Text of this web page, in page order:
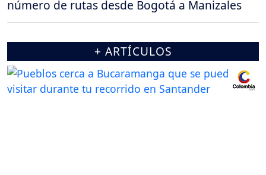
número de rutas desde Bogotá a Manizales
+ ARTÍCULOS